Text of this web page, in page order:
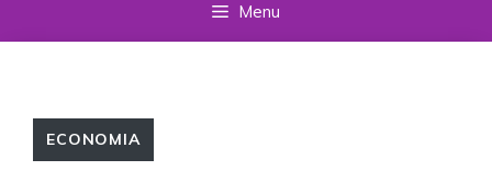
Menu
ECONOMIA